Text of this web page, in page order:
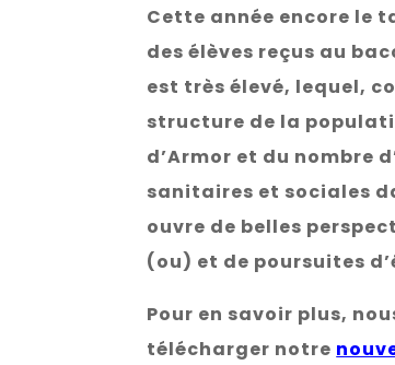
Cette année encore le
des élèves reçus au
est très élevé, lequel,
structure de la
d’Armor et du nombre
sanitaires et sociales
ouvre de belles
(ou) et de poursuites
Pour en savoir plus,
télécharger notre